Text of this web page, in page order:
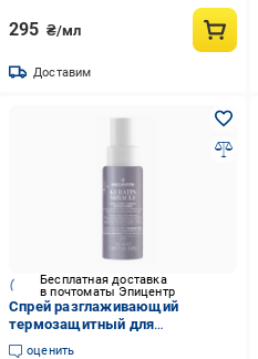
295 ₴/мл
Доставим
Бесплатная доставка
в почтоматы Эпицентр
Спрей разглаживающий
термозащитный для
непослушных и пушистых волос
оценить